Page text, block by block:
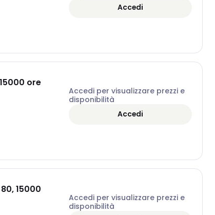
Accedi
ore
Accedi per visualizzare prezzi e
disponibilità
Accedi
15000
Accedi per visualizzare prezzi e
disponibilità